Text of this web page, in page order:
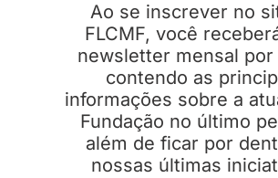
Ao se inscrever no
FLCMF, você
newsletter mensal por
contendo as
informações sobre a
Fundação no último
além de ficar por
nossas últimas